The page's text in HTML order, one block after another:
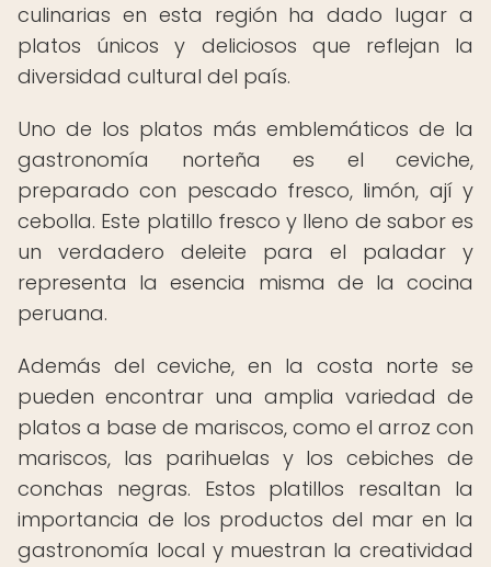
culinarias en esta región ha dado lugar a
platos únicos y deliciosos que reflejan la
diversidad cultural del país.
Uno de los platos más emblemáticos de la
gastronomía norteña es el ceviche,
preparado con pescado fresco, limón, ají y
cebolla. Este platillo fresco y lleno de sabor es
un verdadero deleite para el paladar y
representa la esencia misma de la cocina
peruana.
Además del ceviche, en la costa norte se
pueden encontrar una amplia variedad de
platos a base de mariscos, como el arroz con
mariscos, las parihuelas y los cebiches de
conchas negras. Estos platillos resaltan la
importancia de los productos del mar en la
gastronomía local y muestran la creatividad